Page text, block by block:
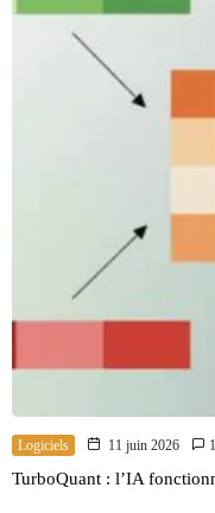
Logiciels 11 juin 2026 1
TurboQuant : l’IA